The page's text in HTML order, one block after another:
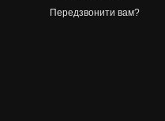
Передзвонити вам?